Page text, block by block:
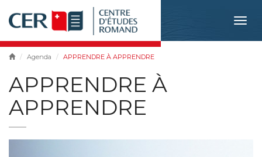
Agenda APPRENDRE À APPRENDRE
APPRENDRE À
APPRENDRE